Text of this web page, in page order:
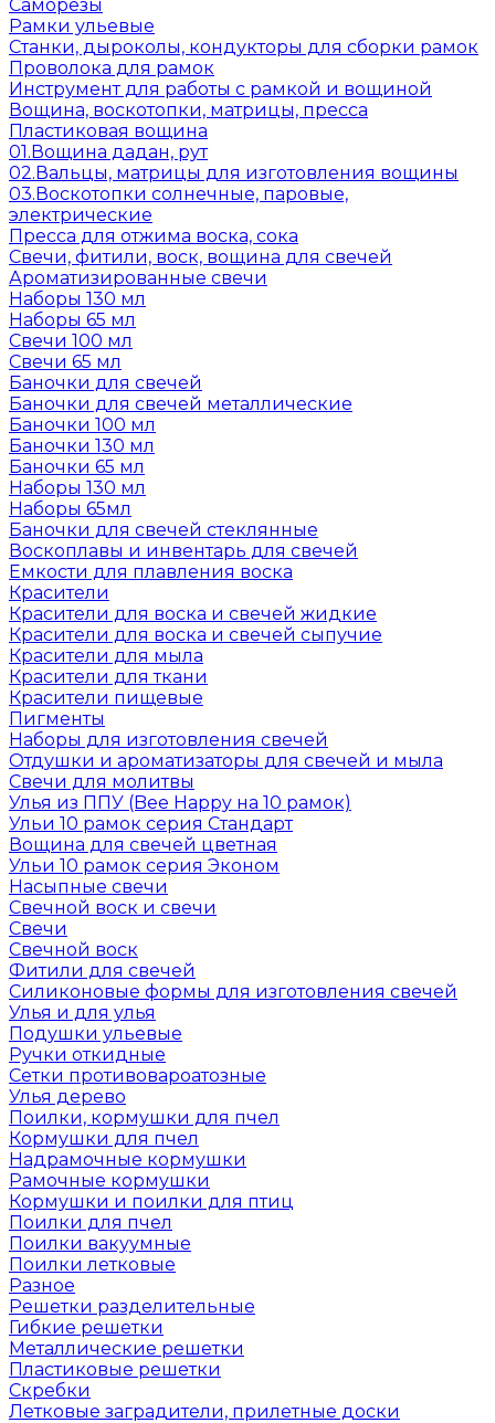
Саморезы
Рамки ульевые
Станки, дыроколы, кондукторы для сборки рамок
Проволока для рамок
Инструмент для работы с рамкой и вощиной
Вощина, воскотопки, матрицы, пресса
Пластиковая вощина
01.Вощина дадан, рут
02.Вальцы, матрицы для изготовления вощины
03.Воскотопки солнечные, паровые,
электрические
Пресса для отжима воска, сока
Свечи, фитили, воск, вощина для свечей
Ароматизированные свечи
Наборы 130 мл
Наборы 65 мл
Свечи 100 мл
Свечи 65 мл
Баночки для свечей
Баночки для свечей металлические
Баночки 100 мл
Баночки 130 мл
Баночки 65 мл
Наборы 130 мл
Наборы 65мл
Баночки для свечей стеклянные
Воскоплавы и инвентарь для свечей
Емкости для плавления воска
Красители
Красители для воска и свечей жидкие
Красители для воска и свечей сыпучие
Красители для мыла
Красители для ткани
Красители пищевые
Пигменты
Наборы для изготовления свечей
Отдушки и ароматизаторы для свечей и мыла
Свечи для молитвы
Улья из ППУ (Bee Happy на 10 рамок)
Ульи 10 рамок серия Стандарт
Вощина для свечей цветная
Ульи 10 рамок серия Эконом
Насыпные свечи
Свечной воск и свечи
Свечи
Свечной воск
Фитили для свечей
Силиконовые формы для изготовления свечей
Улья и для улья
Подушки ульевые
Ручки откидные
Сетки противовароатозные
Улья дерево
Поилки, кормушки для пчел
Кормушки для пчел
Надрамочные кормушки
Рамочные кормушки
Кормушки и поилки для птиц
Поилки для пчел
Поилки вакуумные
Поилки летковые
Разное
Решетки разделительные
Гибкие решетки
Металлические решетки
Пластиковые решетки
Скребки
Летковые заградители, прилетные доски